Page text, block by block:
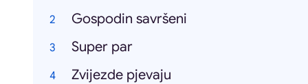
Gospodin savršeni
Super par
Zvijezde pjevaju